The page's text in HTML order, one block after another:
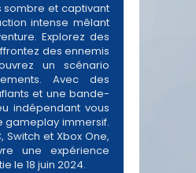
sombre et captivant
intense mêlant
Explorez des
des ennemis
un scénario
Avec des
et une bande-
indépendant vous
gameplay immersif.
Switch et Xbox One,
une expérience
le 18 juin 2024.